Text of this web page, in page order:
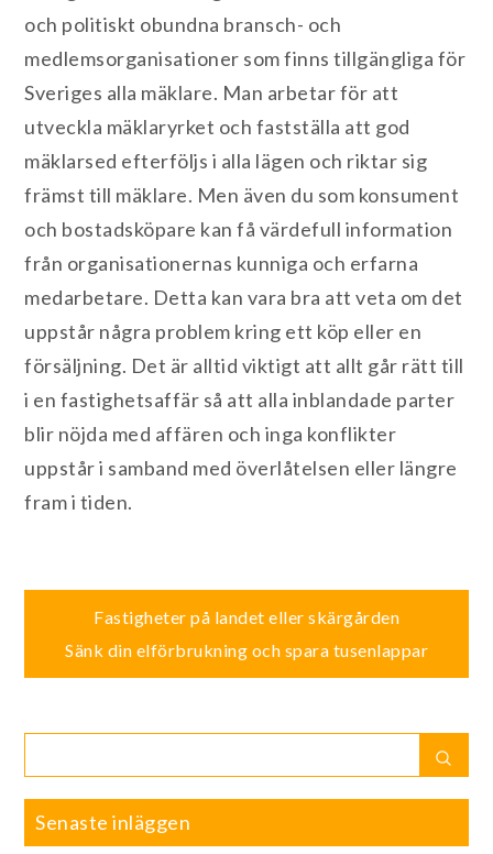
och politiskt obundna bransch- och
medlemsorganisationer som finns tillgängliga för
Sveriges alla mäklare. Man arbetar för att
utveckla mäklaryrket och fastställa att god
mäklarsed efterföljs i alla lägen och riktar sig
främst till mäklare. Men även du som konsument
och bostadsköpare kan få värdefull information
från organisationernas kunniga och erfarna
medarbetare. Detta kan vara bra att veta om det
uppstår några problem kring ett köp eller en
försäljning. Det är alltid viktigt att allt går rätt till
i en fastighetsaffär så att alla inblandade parter
blir nöjda med affären och inga konflikter
uppstår i samband med överlåtelsen eller längre
fram i tiden.
Inläggsnavigering
Fastigheter på landet eller skärgården
Sänk din elförbrukning och spara tusenlappar
for:
Senaste inläggen